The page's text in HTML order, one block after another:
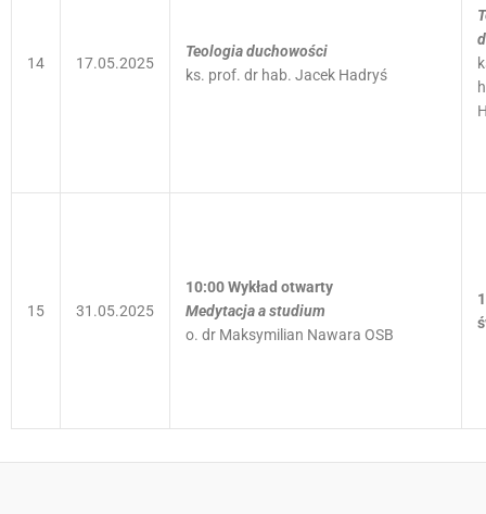
14 17.05.2025
Teologia duchowości
ks. prof. dr hab. Jacek Hadryś
15 31.05.2025
10:00Wykład otwarty
Medytacja a studium
o. dr Maksymilian Nawara OSB